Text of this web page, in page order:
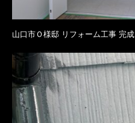
山口市Ｏ様邸 リフォーム工事 完成